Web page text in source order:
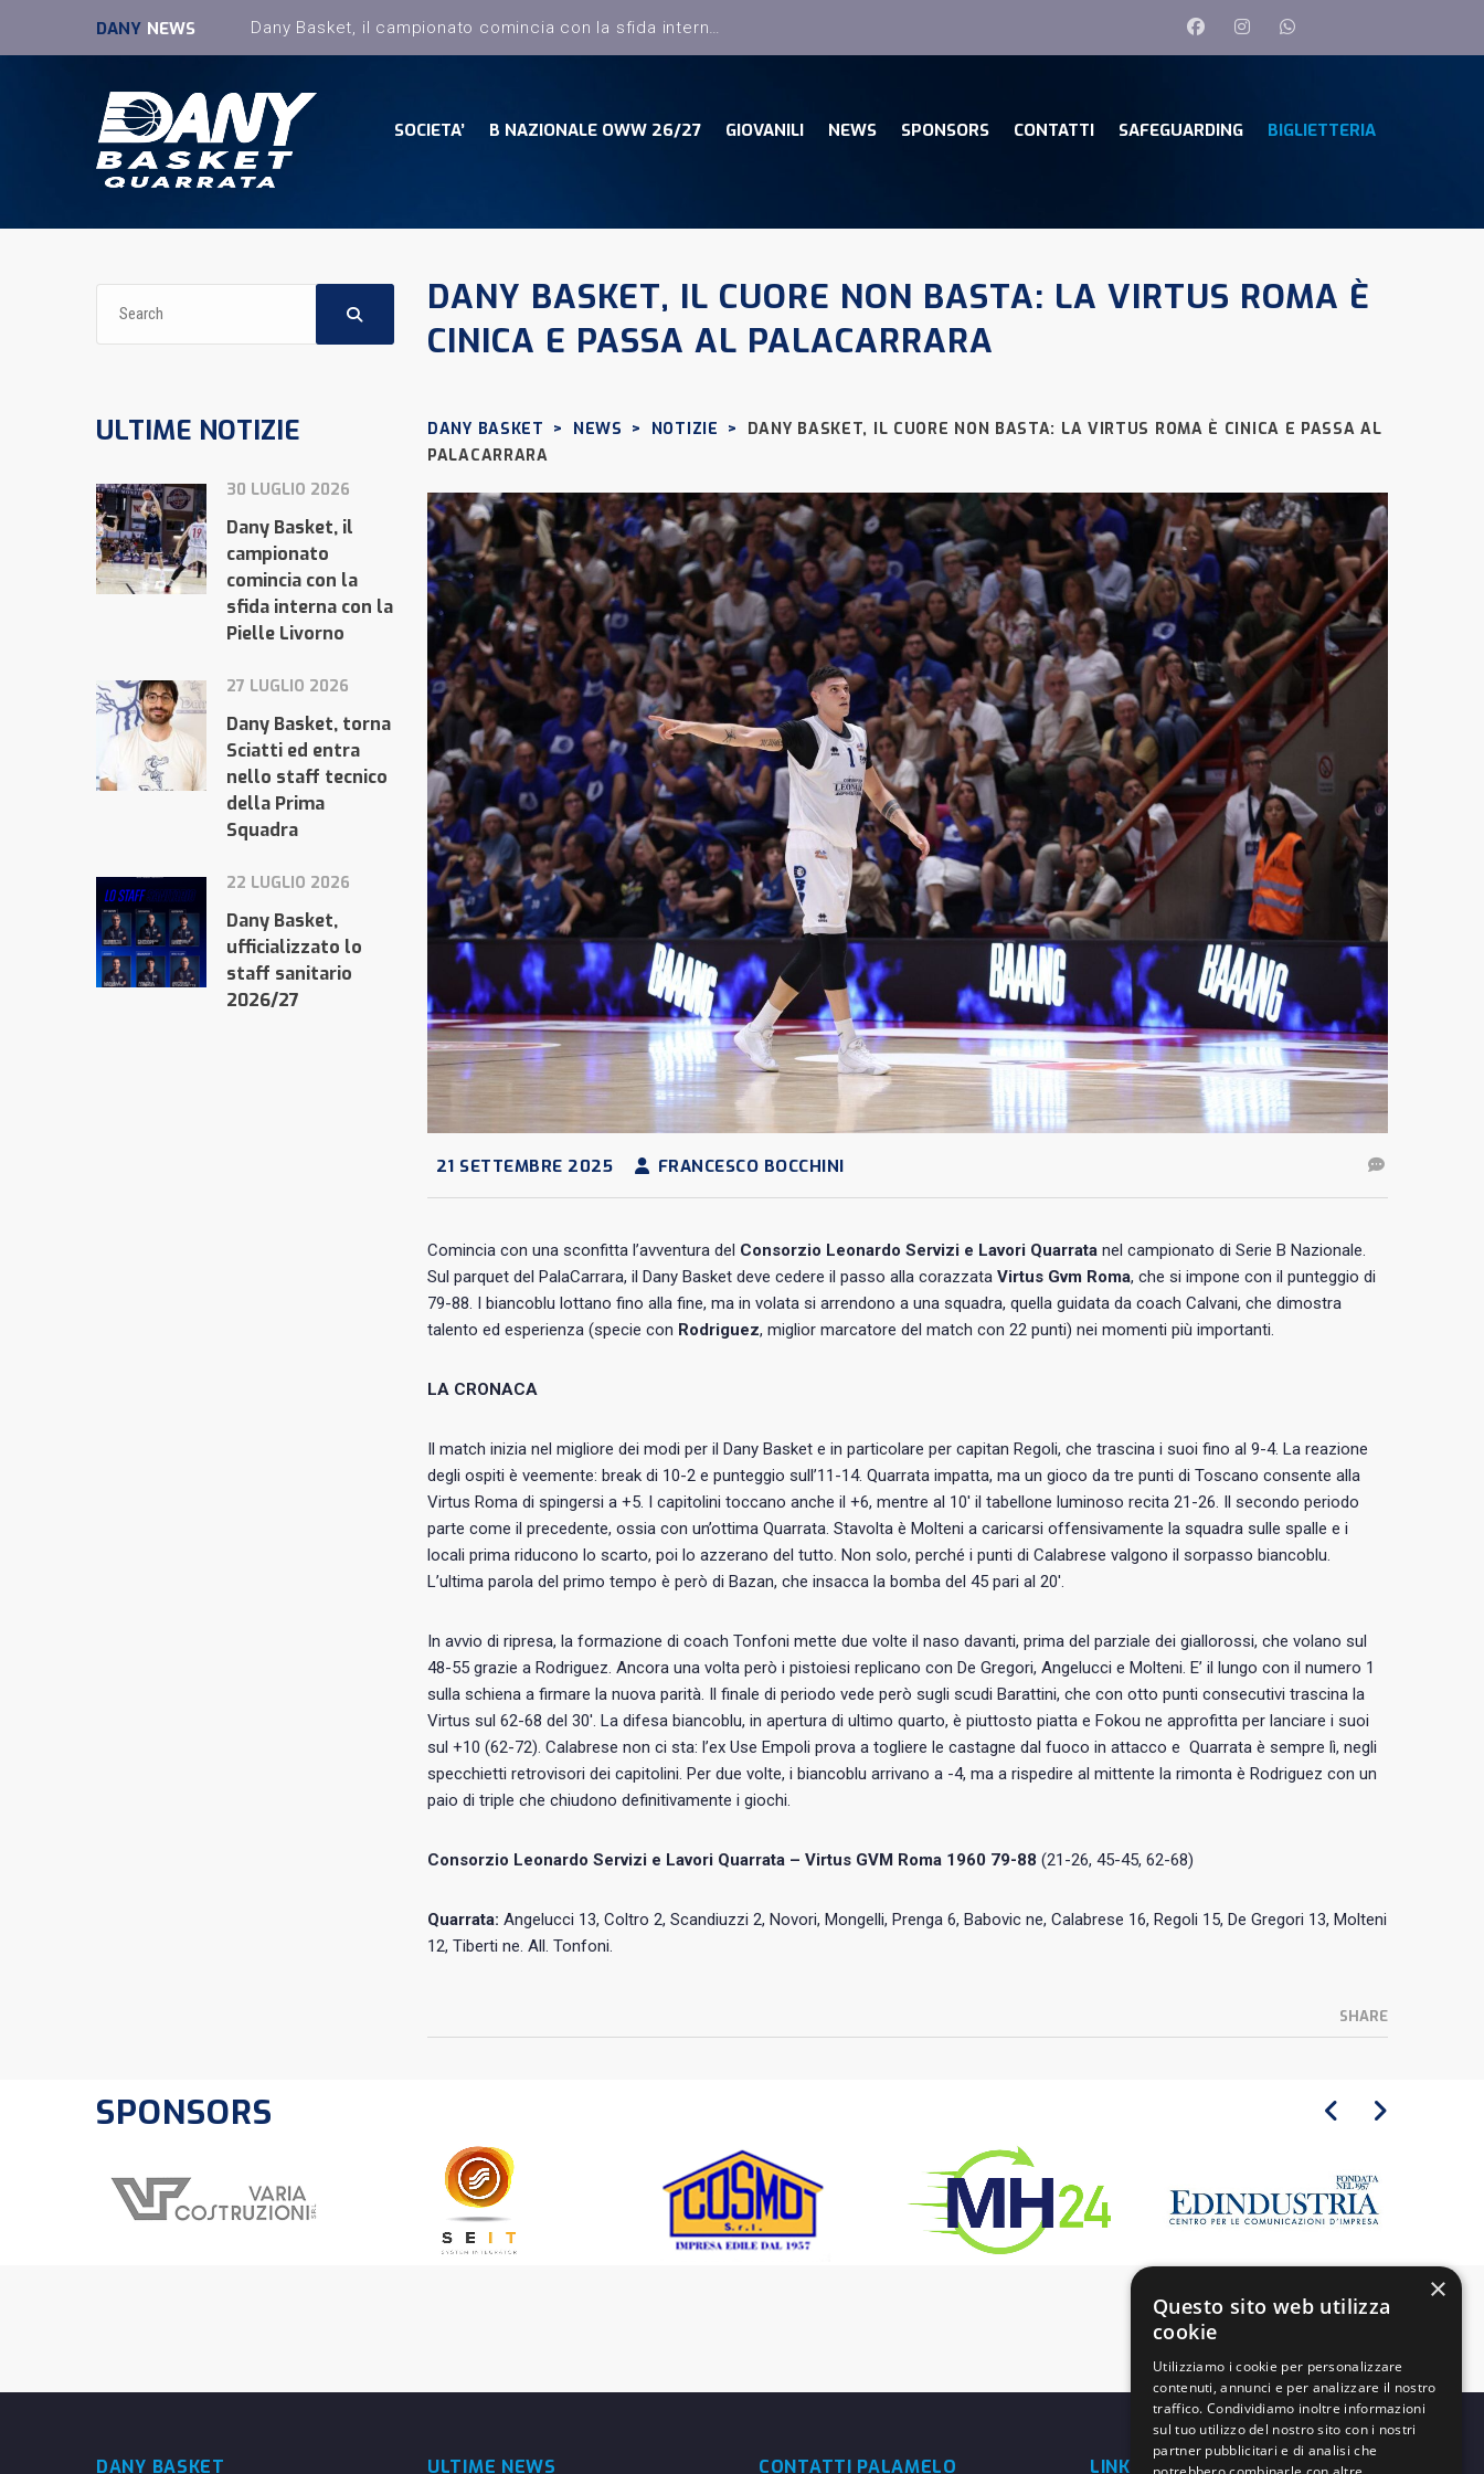
DANY NEWS
SOCIETA’ B NAZIONALE OWW 26/27 GIOVANILI NEWS SPONSORS CONTATTI SAFEGUARDING BIGLIETTERIA
DANY BASKET, IL CUORE NON BASTA: LA VIRTUS ROMA È
CINICA E PASSA AL PALACARRARA
DANY BASKET > NEWS > NOTIZIE >
DANY BASKET, IL CUORE NON BASTA: LA VIRTUS ROMA È CINICA E PASSA AL
PALACARRARA
21 SETTEMBRE 2025 FRANCESCO BOCCHINI
Comincia con una sconfitta l’avventura del Consorzio Leonardo Servizi e Lavori Quarrata nel campionato di Serie B Nazionale.
Sul parquet del PalaCarrara, il Dany Basket deve cedere il passo alla corazzata Virtus Gvm Roma, che si impone con il punteggio di
79-88. I biancoblu lottano fino alla fine, ma in volata si arrendono a una squadra, quella guidata da coach Calvani, che dimostra
talento ed esperienza (specie con Rodriguez, miglior marcatore del match con 22 punti) nei momenti più importanti.
LA CRONACA
Il match inizia nel migliore dei modi per il Dany Basket e in particolare per capitan Regoli, che trascina i suoi fino al 9-4. La reazione
degli ospiti è veemente: break di 10-2 e punteggio sull’11-14. Quarrata impatta, ma un gioco da tre punti di Toscano consente alla
Virtus Roma di spingersi a +5. I capitolini toccano anche il +6, mentre al 10′ il tabellone luminoso recita 21-26. Il secondo periodo
parte come il precedente, ossia con un’ottima Quarrata. Stavolta è Molteni a caricarsi offensivamente la squadra sulle spalle e i
locali prima riducono lo scarto, poi lo azzerano del tutto. Non solo, perché i punti di Calabrese valgono il sorpasso biancoblu.
L’ultima parola del primo tempo è però di Bazan, che insacca la bomba del 45 pari al 20′.
In avvio di ripresa, la formazione di coach Tonfoni mette due volte il naso davanti, prima del parziale dei giallorossi, che volano sul
48-55 grazie a Rodriguez. Ancora una volta però i pistoiesi replicano con De Gregori, Angelucci e Molteni. E’ il lungo con il numero 1
sulla schiena a firmare la nuova parità. Il finale di periodo vede però sugli scudi Barattini, che con otto punti consecutivi trascina la
Virtus sul 62-68 del 30′. La difesa biancoblu, in apertura di ultimo quarto, è piuttosto piatta e Fokou ne approfitta per lanciare i suoi
sul +10 (62-72). Calabrese non ci sta: l’ex Use Empoli prova a togliere le castagne dal fuoco in attacco e Quarrata è sempre lì, negli
specchietti retrovisori dei capitolini. Per due volte, i biancoblu arrivano a -4, ma a rispedire al mittente la rimonta è Rodriguez con un
paio di triple che chiudono definitivamente i giochi.
Consorzio Leonardo Servizi e Lavori Quarrata – Virtus GVM Roma 1960 79-88 (21-26, 45-45, 62-68)
Quarrata: Angelucci 13, Coltro 2, Scandiuzzi 2, Novori, Mongelli, Prenga 6, Babovic ne, Calabrese 16, Regoli 15, De Gregori 13, Molteni
12, Tiberti ne. All. Tonfoni.
SHARE
ULTIME NOTIZIE
30 LUGLIO 2026
Dany Basket, il
campionato
comincia con la
sfida interna con la
Pielle Livorno
27 LUGLIO 2026
Dany Basket, torna
Sciatti ed entra
nello staff tecnico
della Prima
Squadra
22 LUGLIO 2026
Dany Basket,
ufficializzato lo
staff sanitario
2026/27
SPONSORS
DANY BASKET ULTIME NEWS CONTATTI PALAMELO LINK UTILI
×
Questo sito web utilizza
cookie
Utilizziamo i cookie per personalizzare
contenuti, annunci e per analizzare il nostro
traffico. Condividiamo inoltre informazioni
sul tuo utilizzo del nostro sito con i nostri
partner pubblicitari e di analisi che